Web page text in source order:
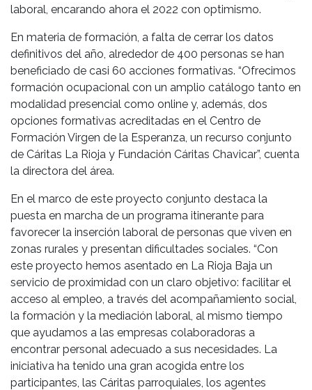
laboral, encarando ahora el 2022 con optimismo.
En materia de formación, a falta de cerrar los datos
definitivos del año, alrededor de 400 personas se han
beneficiado de casi 60 acciones formativas. “Ofrecimos
formación ocupacional con un amplio catálogo tanto en
modalidad presencial como online y, además, dos
opciones formativas acreditadas en el Centro de
Formación Virgen de la Esperanza, un recurso conjunto
de Cáritas La Rioja y Fundación Cáritas Chavicar”, cuenta
la directora del área.
En el marco de este proyecto conjunto destaca la
puesta en marcha de un programa itinerante para
favorecer la inserción laboral de personas que viven en
zonas rurales y presentan dificultades sociales. “Con
este proyecto hemos asentado en La Rioja Baja un
servicio de proximidad con un claro objetivo: facilitar el
acceso al empleo, a través del acompañamiento social,
la formación y la mediación laboral, al mismo tiempo
que ayudamos a las empresas colaboradoras a
encontrar personal adecuado a sus necesidades. La
iniciativa ha tenido una gran acogida entre los
participantes, las Cáritas parroquiales, los agentes